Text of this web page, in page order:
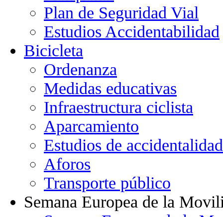
Plan de Seguridad Vial
Estudios Accidentabilidad
Bicicleta
Ordenanza
Medidas educativas
Infraestructura ciclista
Aparcamiento
Estudios de accidentalidad
Aforos
Transporte público
Semana Europea de la